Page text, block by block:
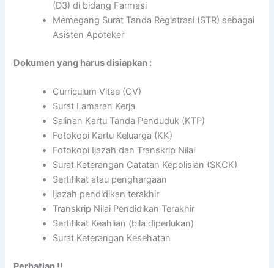
(D3) di bidang Farmasi
Memegang Surat Tanda Registrasi (STR) sebagai
Asisten Apoteker
Dokumen yang harus disiapkan :
Curriculum Vitae (CV)
Surat Lamaran Kerja
Salinan Kartu Tanda Penduduk (KTP)
Fotokopi Kartu Keluarga (KK)
Fotokopi Ijazah dan Transkrip Nilai
Surat Keterangan Catatan Kepolisian (SKCK)
Sertifikat atau penghargaan
Ijazah pendidikan terakhir
Transkrip Nilai Pendidikan Terakhir
Sertifikat Keahlian (bila diperlukan)
Surat Keterangan Kesehatan